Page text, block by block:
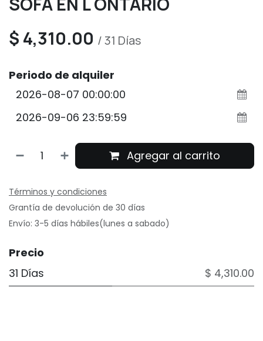
$ 4,310.00 /31 Días
Periodo de alquiler
Agregar al carrito
Términos y condiciones
Grantía de devolución de 30 días
Envío: 3-5 días hábiles(lunes a sabado)
Precio
31 Días
$ 4,310.00